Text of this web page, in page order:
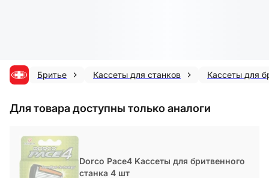
Бритье Кассеты для станков Кассеты для
Для товара доступны только аналоги
Dorco Pace4 Kассеты для бритвенного
станка 4 шт